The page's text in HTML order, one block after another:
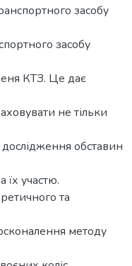
засобу
засобу
КТЗ. Це дає
не тільки
дослідження обставин
участю.
та
методу